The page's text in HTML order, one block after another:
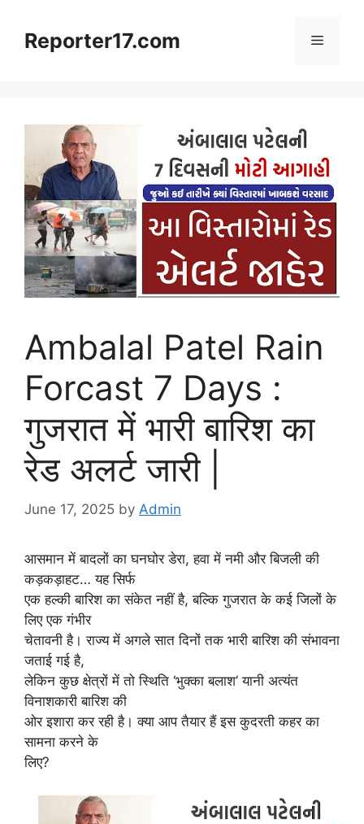
contentReporter17.com Menu
Ambalal Patel Rain
Forcast 7 Days :
गुजरात में भारी बारिश का
रेड अलर्ट जारी |
June 17, 2025 by Admin
आसमान में बादलों का घनघोर डेरा, हवा में नमी और बिजली की
कड़कड़ाहट… यह सिर्फ
एक हल्की बारिश का संकेत नहीं है, बल्कि गुजरात के कई जिलों के
लिए एक गंभीर
चेतावनी है। राज्य में अगले सात दिनों तक भारी बारिश की संभावना
जताई गई है,
लेकिन कुछ क्षेत्रों में तो स्थिति ‘भुक्का बलाश’ यानी अत्यंत
विनाशकारी बारिश की
ओर इशारा कर रही है। क्या आप तैयार हैं इस कुदरती कहर का
सामना करने के
लिए?